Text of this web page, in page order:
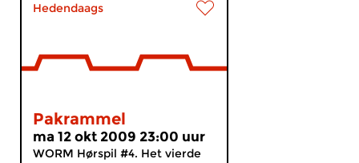
Hedendaags
Pakrammel
ma 12 okt 2009 23:00 uur
WORM Hørspil #4. Het vierde